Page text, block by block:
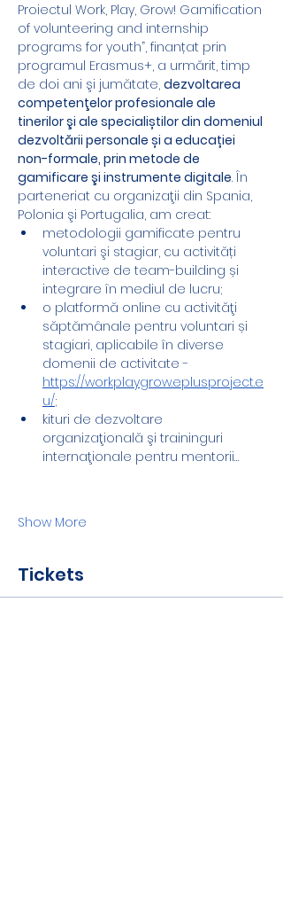
Proiectul Work, Play, Grow! Gamification
of volunteering and internship
programs for youth”, finanțat prin
programul Erasmus+, a urmărit, timp
de doi ani şi jumătate, dezvoltarea
competenţelor profesionale ale
tinerilor şi ale specialiștilor din domeniul
dezvoltării personale și a educației
non-formale, prin metode de
gamificare şi instrumente digitale. În
parteneriat cu organizaţii din Spania,
Polonia şi Portugalia, am creat:
metodologii gamificate pentru
voluntari şi stagiar, cu activități
interactive de team-building și
integrare în mediul de lucru;
o platformă online cu activităţi
săptămânale pentru voluntari și
stagiari, aplicabile în diverse
domenii de activitate -
https://workplaygrow.eplusproject.e
u/;
kituri de dezvoltare
organizaţională şi traininguri
internaţionale pentru mentorii…
Show More
Tickets